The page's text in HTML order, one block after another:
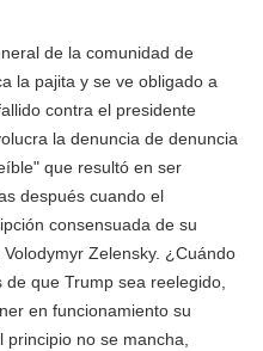
de la comunidad de
la pajita y se ve obligado a
contra el presidente
la denuncia de denuncia
que resultó en ser
después cuando el
consensuada de su
Zelensky. ¿Cuándo
que Trump sea reelegido,
en funcionamiento su
no se mancha,